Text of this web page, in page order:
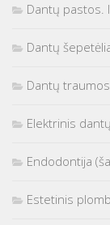
Dantų pastos.
Dantų
Dantų traumos
Elektrinis
Endodontija
Estetinis